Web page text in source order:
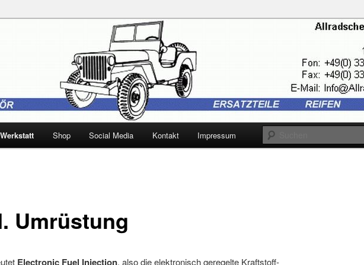
Trebbin
Werkstatt Shop Social Media Kontakt Impressum
Umrüstung
Electronic Fuel Injection, also die elektronisch geregelte Kraftstoff-